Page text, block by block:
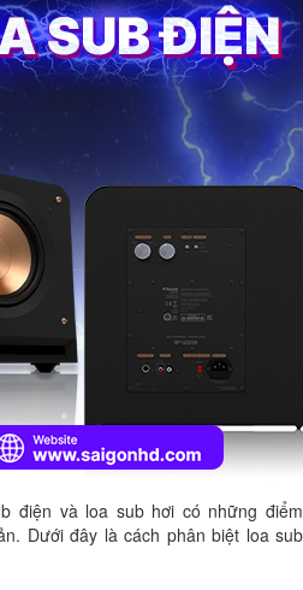
điện và loa sub hơi có những điểm
Dưới đây là cách phân biệt loa sub